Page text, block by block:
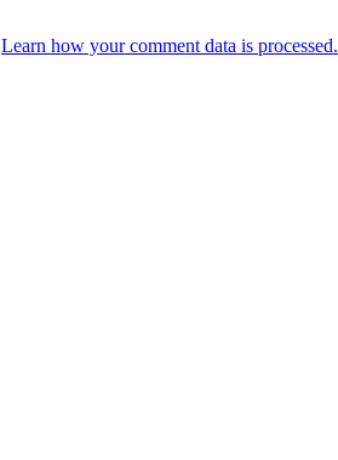
Learn how your comment data is processed.